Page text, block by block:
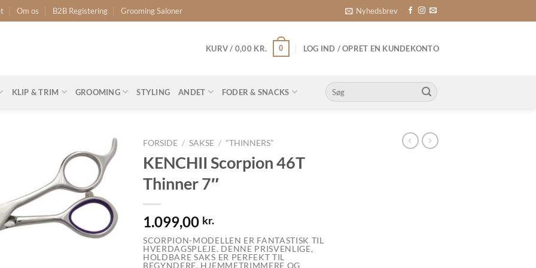
Om os B2B Registering Grooming Saloner Nyhedsbrev
KURV / 0,00 KR. 0 LOG IND / OPRET EN KUNDEKONTO
KLIP & TRIM GROOMING STYLING ANDET FODER & SNACKS
Søg
efter:
FORSIDE / SAKSE / "THINNERS"
KENCHII Scorpion 46T
Thinner 7″
1.099,00 kr.
SCORPION-MODELLEN ER FANTASTISK TIL
HVERDAGSPLEJE. DENNE PRISVENLIGE,
HOLDBARE SAKS ER PERFEKT TIL
BEGYNDERE, HJEMMETRIMMERE OG